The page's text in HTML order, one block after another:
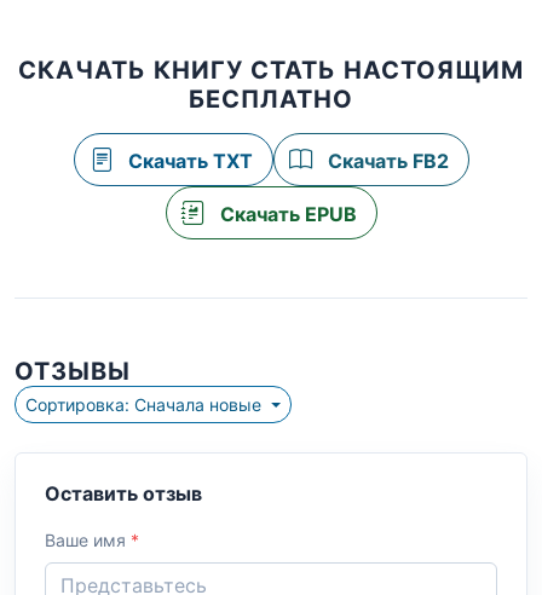
СКАЧАТЬ КНИГУ СТАТЬ НАСТОЯЩИМ
БЕСПЛАТНО
Скачать TXT Скачать FB2
Скачать EPUB
ОТЗЫВЫ
Сортировка: Сначала новые
Оставить отзыв
Ваше имя *